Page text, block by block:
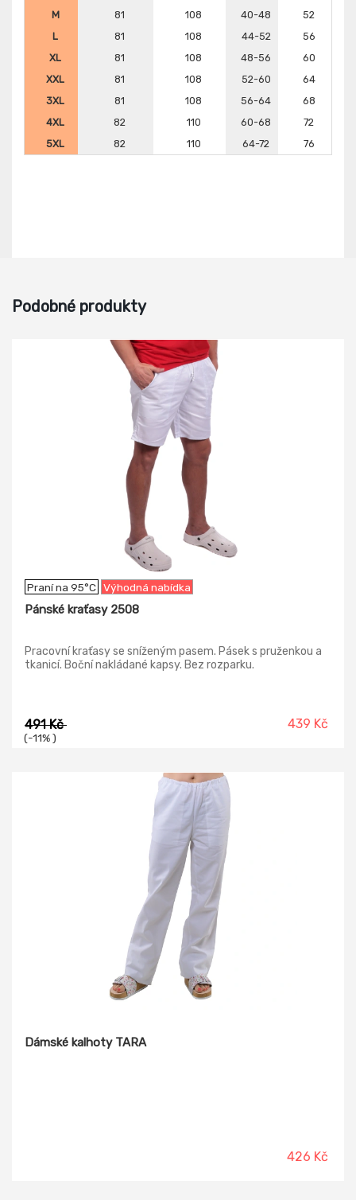
M
81 108 40-48
52
L
81 108 44-52
56
XL
81 108 48-56
60
XXL
81 108 52-60
64
3XL
81 108 56-64
68
4XL
82 110 60-68
72
5XL
82 110 64-72 76
Podobné produkty
Praní na 95°C Výhodná nabídka
Pánské kraťasy 2508
Pracovní kraťasy se sníženým pasem. Pásek s pruženkou a
tkanicí. Boční nakládané kapsy. Bez rozparku.
491 Kč
(-11% )
439 Kč
Dámské kalhoty TARA
426 Kč